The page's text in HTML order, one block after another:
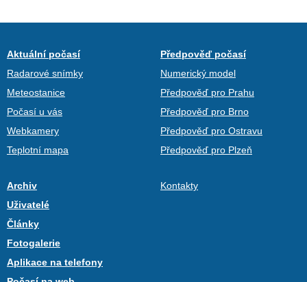
Aktuální počasí
Radarové snímky
Meteostanice
Počasí u vás
Webkamery
Teplotní mapa
Předpověď počasí
Numerický model
Předpověď pro Prahu
Předpověď pro Brno
Předpověď pro Ostravu
Předpověď pro Plzeň
Archiv
Uživatelé
Články
Fotogalerie
Aplikace na telefony
Kontakty